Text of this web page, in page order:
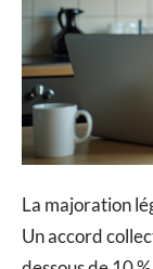
La majoration
Un accord